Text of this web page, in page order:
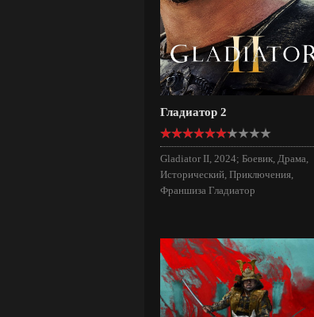
Гладиатор 2
Gladiator II, 2024; Боевик, Драма,
Исторический, Приключения,
Франшиза Гладиатор